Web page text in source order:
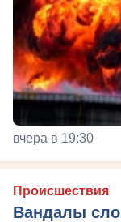
вчера в 19:30
Происшествия
Вандалы